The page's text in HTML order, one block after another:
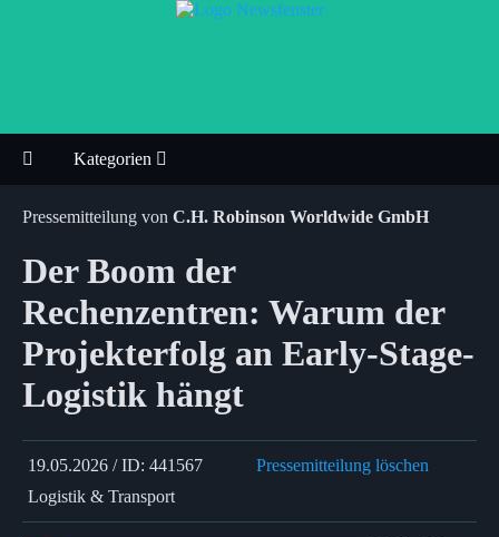
Kategorien
Pressemitteilung von C.H. Robinson Worldwide GmbH
Der Boom der
Rechenzentren: Warum der
Projekterfolg an Early-Stage-
Logistik hängt
19.05.2026 / ID: 441567
Pressemitteilung löschen
Logistik & Transport